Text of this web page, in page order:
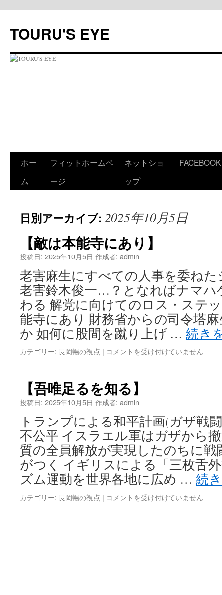
テ
ン
へ
TOURU'S EYE
ホー
ム
フィットホームペ
ージ
ネットショ
ップ
FACEBOOK
日別アーカイブ: 2025年10月5日
【敵は本能寺にあり】
投稿日: 2025年10月5日 作成者: admin
老害麻生にすべての人事を委ねた
老害鈴木俊一…？となればナマハ
わる 解党に向けてのロス・ステ
能寺にあり 財務省からの司令塔
か 如何に股間を蹴り上げ … 続き
カテゴリー: 長岡暢の視点 | 【敵
能
寺
に
り】
は
コメントを受け付けていません
【吾唯足るを知る】
投稿日: 2025年10月5日 作成者: admin
トランプによる和平計画(ガザ戦
不公平 イスラエル軍はガザから
質の全員解放が実現したのちに戦
がつく イギリスによる「三枚舌
ズム運動を世界各地に広め … 続
カテゴリー: 長岡暢の視点 | 【吾
コメントを受け付けていません